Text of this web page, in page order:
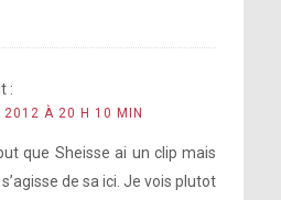
:
2012 À 20 H 10 MIN
que Sheisse ai un clip mais
de sa ici. Je vois plutot